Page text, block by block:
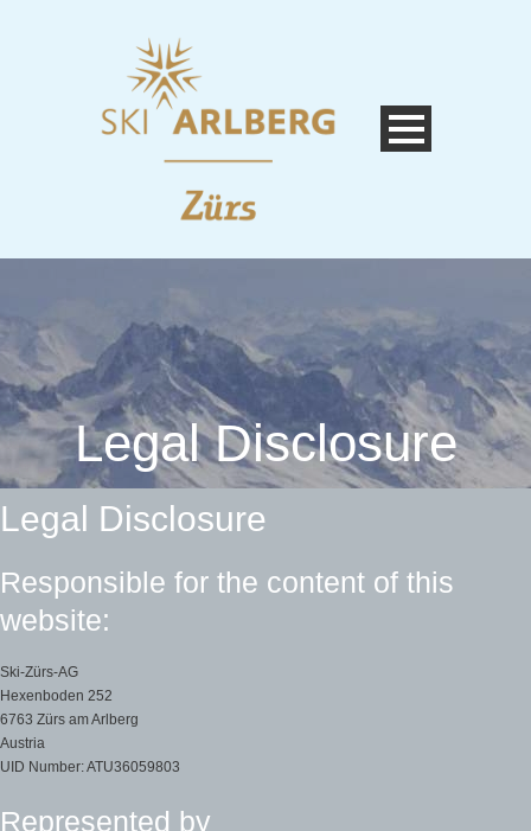
Legal Disclosure
Legal Disclosure
Responsible for the content of this
website:
Ski-Zürs-AG
Hexenboden 252
6763 Zürs am Arlberg
Austria
UID Number: ATU36059803
Represented by